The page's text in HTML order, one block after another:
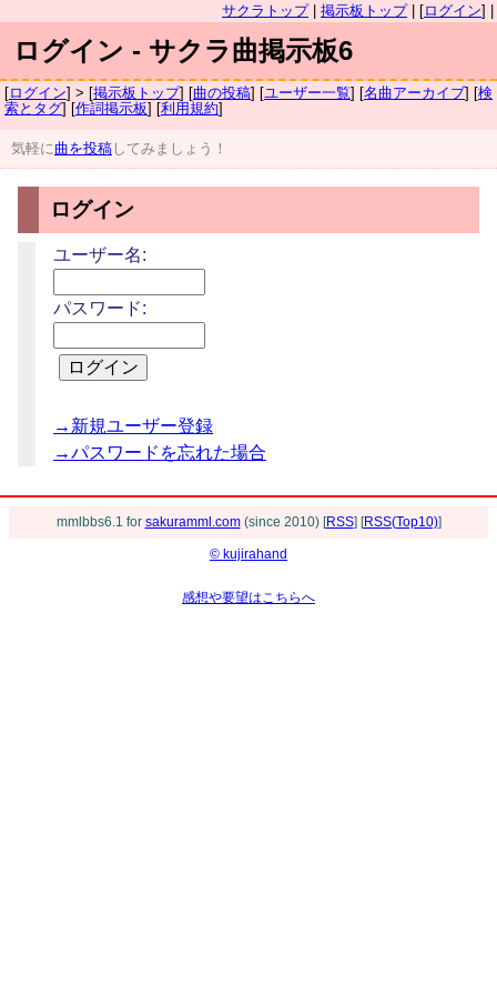
サクラトップ| 掲示板トップ| [ログイン] |
ログイン - サクラ曲掲示板6
[ログイン] > [掲示板トップ] [曲の投稿] [ユーザー一覧] [名曲アーカイブ] [検
索とタグ] [作詞掲示板] [利用規約]
気軽に曲を投稿 してみましょう！
ログイン
ユーザー名:
パスワード:
→新規ユーザー登録
→パスワードを忘れた場合
mmlbbs6.1 for sakuramml.com(since 2010) [RSS] [RSS(Top10)]
© kujirahand
感想や要望はこちらへ